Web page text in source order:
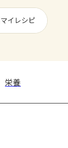
マイレシピ
栄養